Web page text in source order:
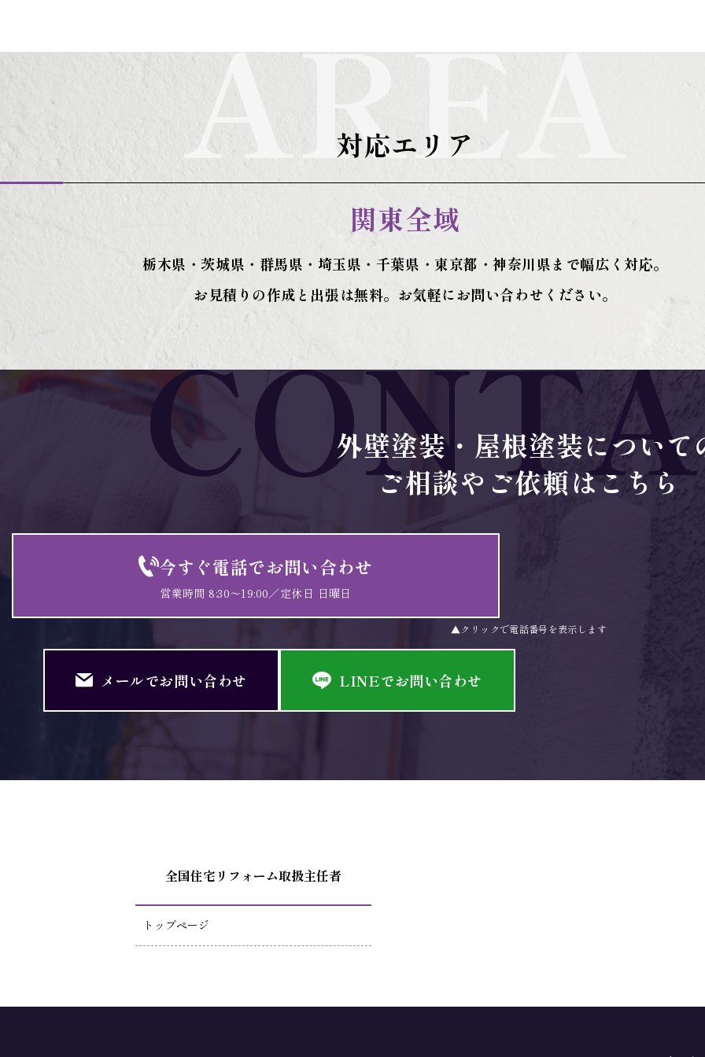
AREA
対応エリア
関東全域
栃木県・茨城県・群馬県・埼玉県・千葉県・東京都・神奈川県まで幅広く対応。
お見積りの作成と出張は無料。お気軽にお問い合わせください。
外壁塗装・屋根塗装について
ご相談やご依頼はこちら
今すぐ電話でお問い合わせ
営業時間 8:30～19:00／定休日 日曜日
▲クリックで電話番号を表示します
メールでお問い合わせ LINEでお問い合わせ
全国住宅リフォーム取扱主任者
トップページ